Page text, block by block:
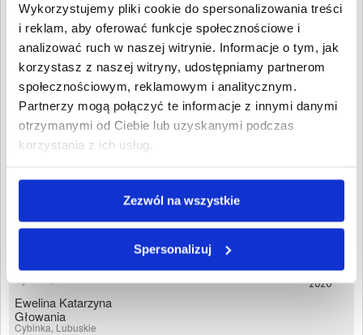
Wykorzystujemy pliki cookie do spersonalizowania treści
i reklam, aby oferować funkcje społecznościowe i
analizować ruch w naszej witrynie. Informacje o tym, jak
korzystasz z naszej witryny, udostępniamy partnerom
społecznościowym, reklamowym i analitycznym.
Partnerzy mogą połączyć te informacje z innymi danymi
otrzymanymi od Ciebie lub uzyskanymi podczas
korzystania z ich usług.
Zezwól na wszystkie
Spersonalizuj
K2 SPÓŁKA Z
OGRANICZONĄ
ODPOWIEDZIALNOŚCIĄ
Gorzów Wielkopolski,
Lubuskie
33 727,39 PLN
4 sierpnia
Prywatne
Przedsiębiorstwo
Handlowo-Usługowe
MAR-BRID Marcin
Berger
9 173,39 PLN
2020
"TURPOL" SPÓŁKA Z
ODPOWIEDZIALNOŚCIĄ
2 185,23 PLN
Łukasz Proć
Ewelina Katarzyna
Głowania
Cybinka, Lubuskie
16 967,46 PLN
3 kwietnia
2020